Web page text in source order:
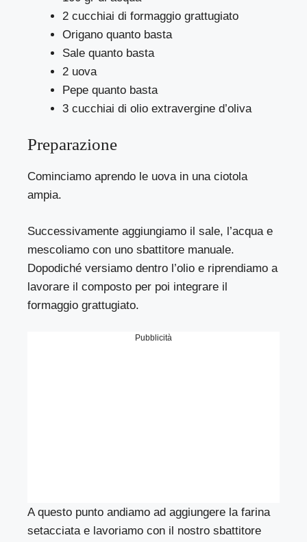
2 cucchiai di formaggio grattugiato
Origano quanto basta
Sale quanto basta
2 uova
Pepe quanto basta
3 cucchiai di olio extravergine d’oliva
Preparazione
Cominciamo aprendo le uova in una ciotola
ampia.
Successivamente aggiungiamo il sale, l’acqua e
mescoliamo con uno sbattitore manuale.
Dopodiché versiamo dentro l’olio e riprendiamo a
lavorare il composto per poi integrare il
formaggio grattugiato.
Pubblicità
A questo punto andiamo ad aggiungere la farina
setacciata e lavoriamo con il nostro sbattitore